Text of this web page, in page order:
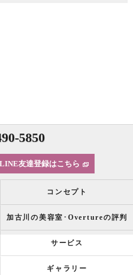
5850
LINE友達登録はこちら
コンセプト
加古川の美容室･Overtureの評判
サービス
ギャラリー